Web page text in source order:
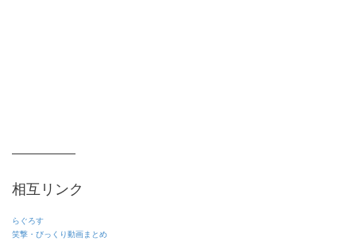
相互リンク
らぐろす
笑撃・びっくり動画まとめ